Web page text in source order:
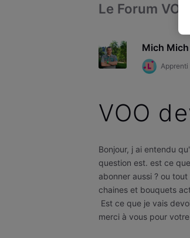
Le Forum VOO
Mich Mich
Apprenti
VOO
Bonjour, j ai entendu
question est. est ce
abonner aussi ? ou
chaines et bouquets
Est ce que je vais
merci à vous pour